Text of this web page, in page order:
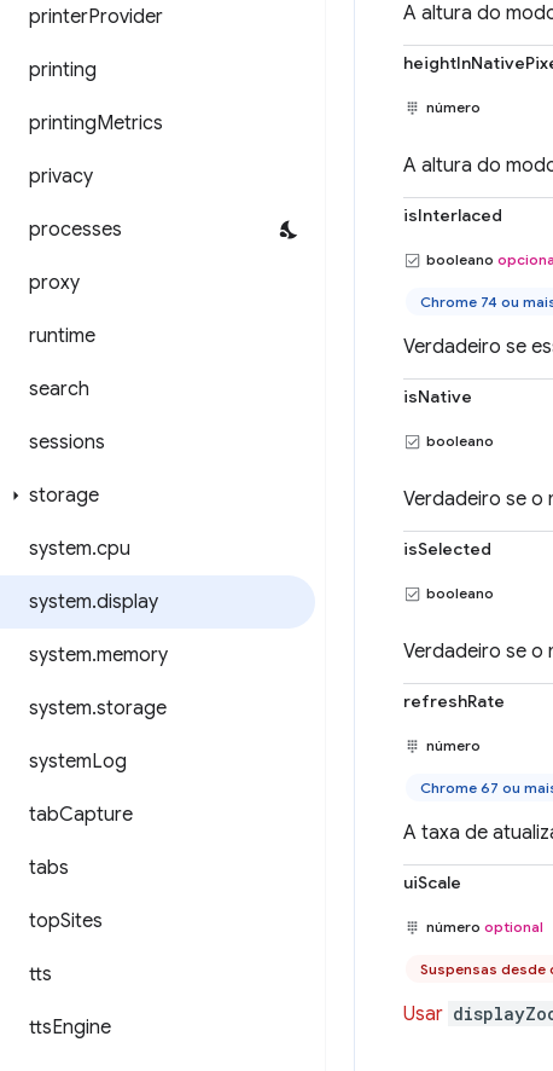
printerProvider
printing
printingMetrics
privacy
processes
proxy
runtime
search
sessions
storage
system.cpu
system.display
system.memory
system.storage
systemLog
tabCapture
tabs
topSites
tts
ttsEngine
A altura do
número
A altura do
isInterlaced
booleano
Chrome 74 ou
Verdadeiro se
isNative
booleano
Verdadeiro se o
isSelected
booleano
Verdadeiro se o
refreshRate
número
Chrome 67 ou
A taxa de
uiScale
número optional
Suspensas desde
Usar